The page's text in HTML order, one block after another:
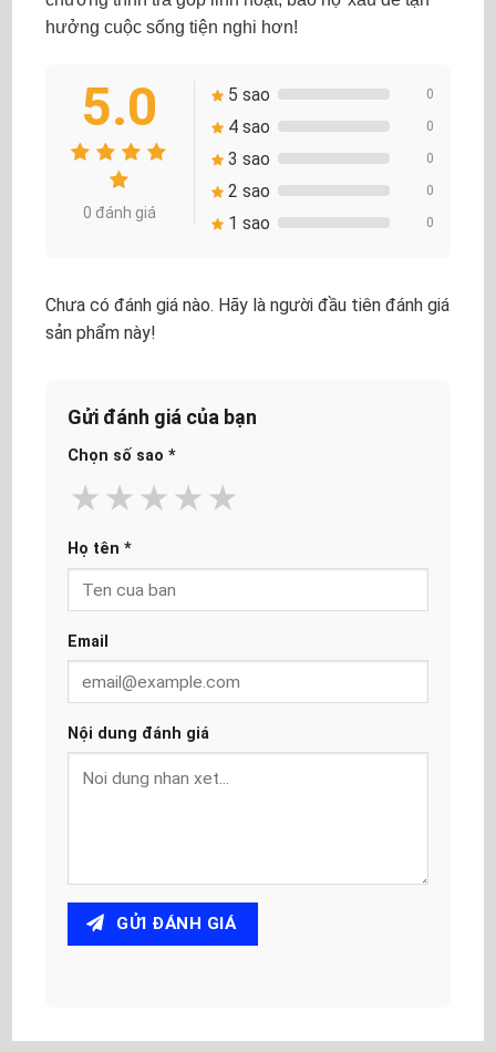
hưởng cuộc sống tiện nghi hơn!
5.0
0 đánh giá
5 sao 0
4 sao 0
3 sao 0
2 sao 0
1 sao 0
Chưa có đánh giá nào. Hãy là người đầu tiên đánh giá
sản phẩm này!
Gửi đánh giá của bạn
Chọn số sao *
★
★
★
★
★
Họ tên *
Email
Nội dung đánh giá
GỬI ĐÁNH GIÁ